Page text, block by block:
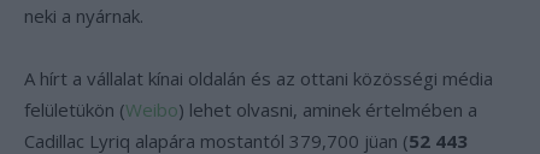
neki a nyárnak.
A hírt a vállalat kínai oldalán és az ottani közösségi média
felületükön (Weibo) lehet olvasni, aminek értelmében a
Cadillac Lyriq alapára mostantól 379,700 jüan (52 443